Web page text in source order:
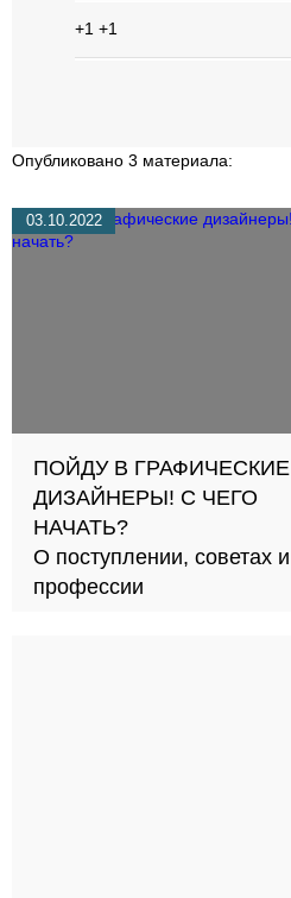
+1 +1
Опубликовано 3 материала:
03.10.2022
ПОЙДУ В ГРАФИЧЕСКИЕ
ДИЗАЙНЕРЫ! С ЧЕГО
НАЧАТЬ?
О поступлении, советах и
профессии